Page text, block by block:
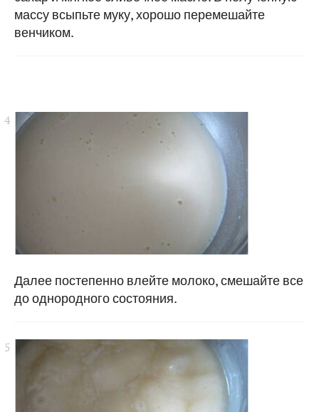
массу всыпьте муку, хорошо перемешайте
венчиком.
Далее постепенно влейте молоко, смешайте все
до однородного состояния.